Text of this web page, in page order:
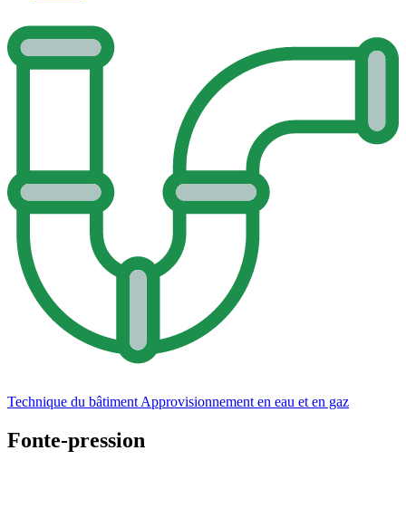
Technique du bâtiment Approvisionnement en eau et en gaz
Fonte-pression